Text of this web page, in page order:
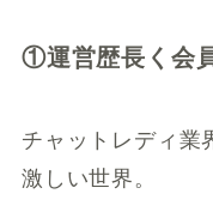
①運営歴長く会
チャットレディ業
激しい世界。